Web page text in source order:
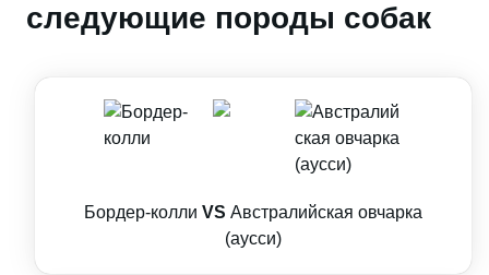
следующие породы собак
Бордер-колли VS Австралийская овчарка
(аусси)